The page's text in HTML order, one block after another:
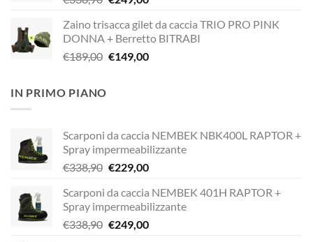
originale
era:
€338,90.
attuale
è:
€249,00.
Zaino trisacca gilet da caccia TRIO PRO PINK
DONNA + Berretto BITRABI
€189,00 Il
€149,00Il
IN PRIMO PIANO
Scarponi da caccia NEMBEK NBK400L RAPTOR +
Spray impermeabilizzante
€338,90 Il
originale
era:
€338,90.
€229,00Il
attuale
è:
€229,00.
Scarponi da caccia NEMBEK 401H RAPTOR +
Spray impermeabilizzante
€338,90 Il
€249,00Il